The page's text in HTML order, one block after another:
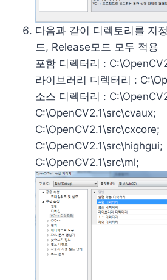
다음과 같이 디렉토리를 지
드, Release모드 모두 적용
포함 디렉터리 :
라이브러리 디렉터리 :
소스 디렉터리 :
C:\OpenCV2.1\src\cvaux;
C:\OpenCV2.1\src\cxcore;
C:\OpenCV2.1\src\highgui;
C:\OpenCV2.1\src\ml;